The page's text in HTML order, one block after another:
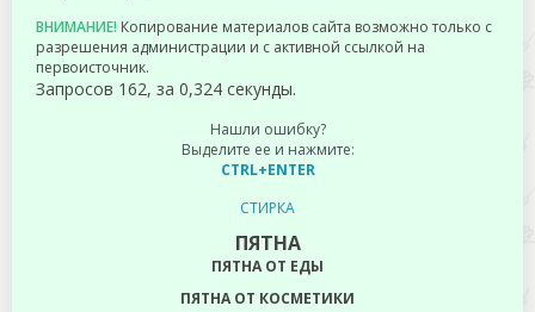
ВНИМАНИЕ! Копирование материалов сайта возможно только с
разрешения администрации и с активной ссылкой на
первоисточник.
Запросов 162, за 0,324 секунды.
Нашли ошибку?
Выделите ее и нажмите:
CTRL+ENTER
СТИРКА
ПЯТНА
ПЯТНА ОТ ЕДЫ
ПЯТНА ОТ КОСМЕТИКИ